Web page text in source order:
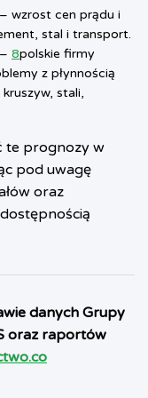
– wzrost cen prądu i
stal i transport.
– 8polskie firmy
z płynnością
kruszyw, stali,
te prognozy w
pod uwagę
oraz
danych Grupy
oraz raportów